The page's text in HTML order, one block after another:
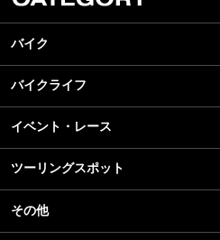
バイク
New Model Show
モデル情報
カスタマイズパーツ
テクノロジー
名車・旧車
ビジネス
バイクライフ
アプリ
ライディングギア
ツーリング
アウトドア
イベント・レース
モータースポーツ
イベント
スクール・レッスン
ツーリングスポット
その他